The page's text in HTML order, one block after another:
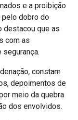
e a proibição
pelo dobro do
destacou que as
com as
constam
depoimentos de
meio da quebra
dos envolvidos.